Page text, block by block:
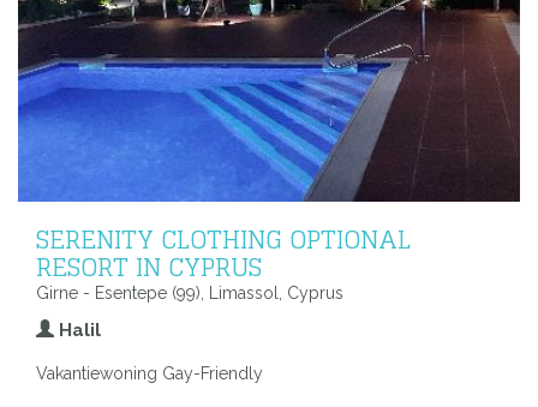
SERENITY CLOTHING OPTIONAL
RESORT IN CYPRUS
Girne - Esentepe (99), Limassol, Cyprus
Halil
Vakantiewoning Gay-Friendly